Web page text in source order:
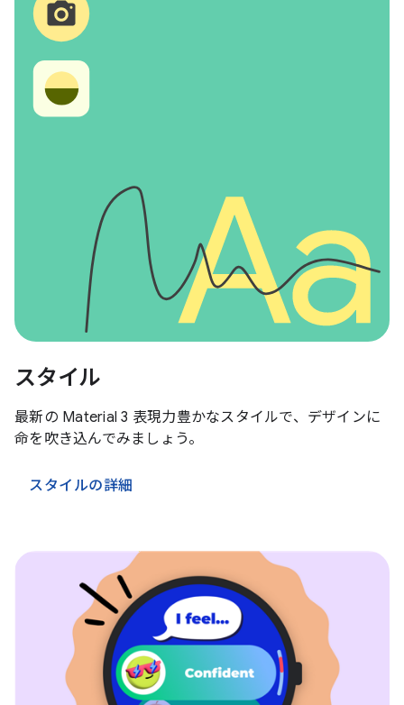
スタイル
最新の Material 3 表現力豊かなスタイルで、デザインに
命を吹き込んでみましょう。
スタイルの詳細